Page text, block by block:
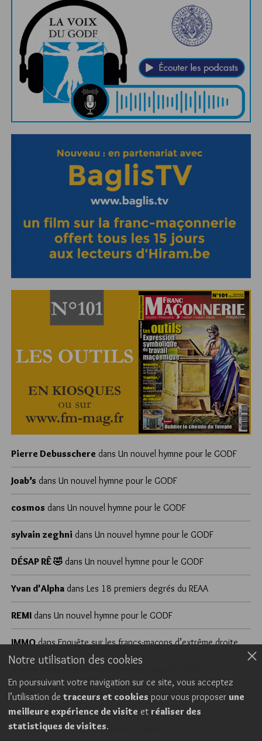
Pierre Debusschere dans Un nouvel hymne pour le GODF
Joab’s dans Un nouvel hymne pour le GODF
cosmos dans Un nouvel hymne pour le GODF
sylvain zeghni dans Un nouvel hymne pour le GODF
DÉSAP RÊ 🤣 dans Un nouvel hymne pour le GODF
Yvan d'Alpha dans Les 18 premiers degrés du REAA
REMI dans Un nouvel hymne pour le GODF
JMMOdansEnquête sur les francs-maçons d’extrême droite
Cookies
Politique de confidentialité
Consentement explicite
Notre utilisation des cookies
En poursuivant votre navigation sur ce site, vous acceptez
l’utilisation de traceurs et cookies pour vous proposer une
meilleure expérience de visite et réaliser des
statistiques de visites.